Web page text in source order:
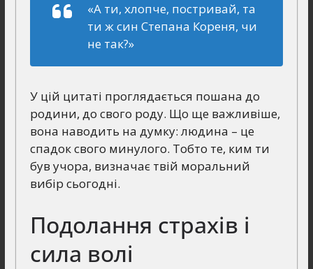
«А ти, хлопче, постривай, та
ти ж син Степана Кореня, чи
не так?»
У цій цитаті проглядається пошана до
родини, до свого роду. Що ще важливіше,
вона наводить на думку: людина – це
спадок свого минулого. Тобто те, ким ти
був учора, визначає твій моральний
вибір сьогодні.
Подолання страхів і
сила волі